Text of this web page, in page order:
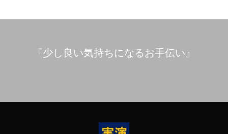
『少し良い気持ちになるお手伝い』